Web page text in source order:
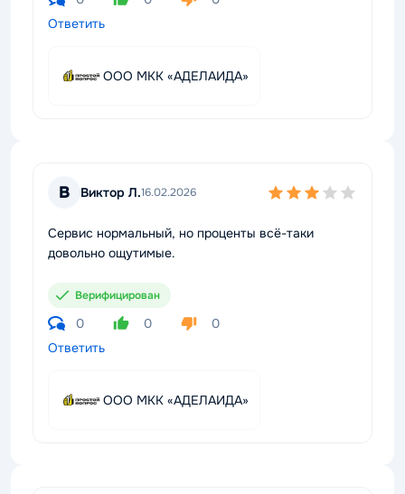
Ответить
ООО МКК «АДЕЛАИДА»
В Виктор Л.16.02.2026
Сервис нормальный, но проценты всё-таки
довольно ощутимые.
Верифицирован
0 0
0
Ответить
ООО МКК «АДЕЛАИДА»